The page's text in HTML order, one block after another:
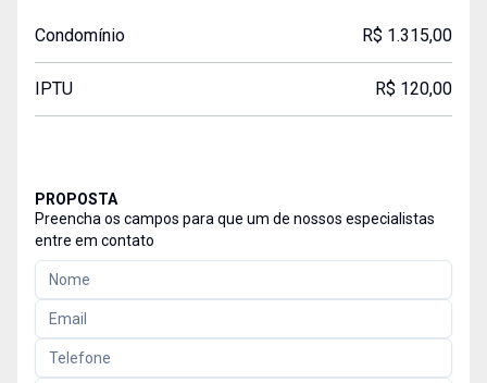
Condomínio R$ 1.315,00
IPTU R$ 120,00
PROPOSTA
Preencha os campos para que um de nossos especialistas
entre em contato